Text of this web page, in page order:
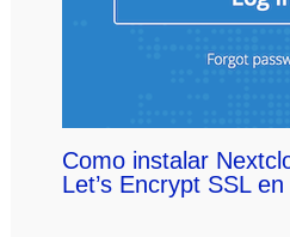
Como instalar
Let’s Encrypt SSL